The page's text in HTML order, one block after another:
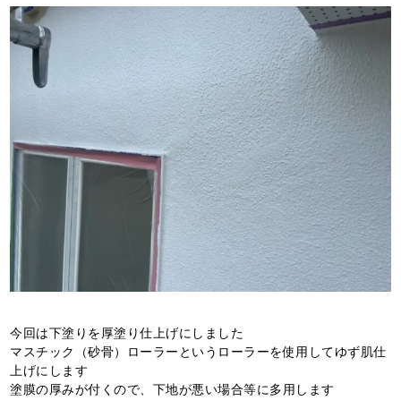
今回は下塗りを厚塗り仕上げにしました
マスチック（砂骨）ローラーというローラーを使用してゆず肌仕
上げにします
塗膜の厚みが付くので、下地が悪い場合等に多用します